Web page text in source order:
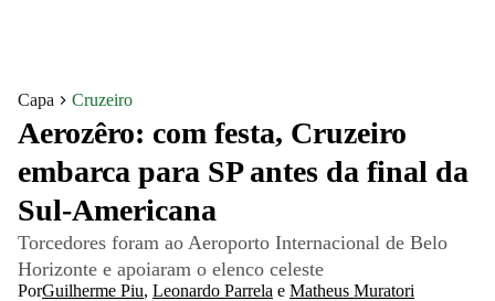
Capa Cruzeiro
Aerozêro: com festa, Cruzeiro
embarca para SP antes da final da
Sul-Americana
Torcedores foram ao Aeroporto Internacional de Belo
Horizonte e apoiaram o elenco celeste
PorGuilherme Piu, Leonardo Parrela e Matheus Muratori